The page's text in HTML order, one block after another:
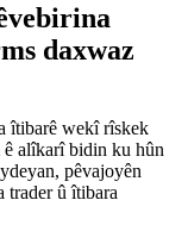
daxwaz
îtibarê wekî rîskek
ê alîkarî bidin ku hûn
pêvajoyên
trader û îtibara